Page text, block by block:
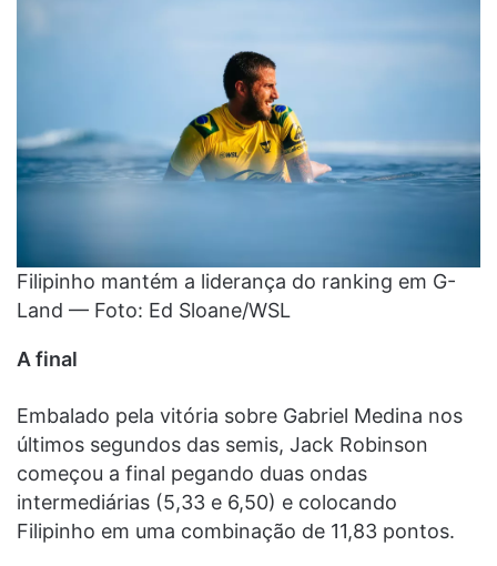
Filipinho mantém a liderança do ranking em G-
Land — Foto: Ed Sloane/WSL
A final
Embalado pela vitória sobre Gabriel Medina nos
últimos segundos das semis, Jack Robinson
começou a final pegando duas ondas
intermediárias (5,33 e 6,50) e colocando
Filipinho em uma combinação de 11,83 pontos.